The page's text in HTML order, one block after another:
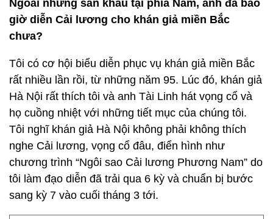
Ngoài những sân khấu tại phía Nam, anh đã bao
giờ diễn Cải lương cho khán giả miền Bắc
chưa?
Tôi có cơ hội biểu diễn phục vụ khán giả miền Bắc
rất nhiều lần rồi, từ những năm 95. Lúc đó, khán giả
Hà Nội rất thích tôi và anh Tài Linh hát vọng cổ và
họ cuồng nhiệt với những tiết mục của chúng tôi.
Tôi nghĩ khán giả Hà Nội không phải không thích
nghe Cải lương, vọng cổ đâu, điển hình như
chương trình “Ngôi sao Cải lương Phương Nam” do
tôi làm đạo diễn đã trải qua 6 kỳ và chuẩn bị bước
sang kỳ 7 vào cuối tháng 3 tới.